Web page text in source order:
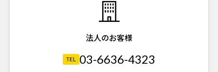
法人のお客様
TEL 03-6636-4323